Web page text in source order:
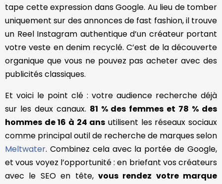
tape cette expression dans Google. Au lieu de tomber
uniquement sur des annonces de fast fashion, il trouve
un Reel Instagram authentique d’un créateur portant
votre veste en denim recyclé. C’est de la découverte
organique que vous ne pouvez pas acheter avec des
publicités classiques.
Et voici le point clé : votre audience recherche déjà
sur les deux canaux. 81 % des femmes et 78 % des
hommes de 16 à 24 ans utilisent les réseaux sociaux
comme principal outil de recherche de marques selon
Meltwater. Combinez cela avec la portée de Google,
et vous voyez l’opportunité : en briefant vos créateurs
avec le SEO en tête, vous rendez votre marque